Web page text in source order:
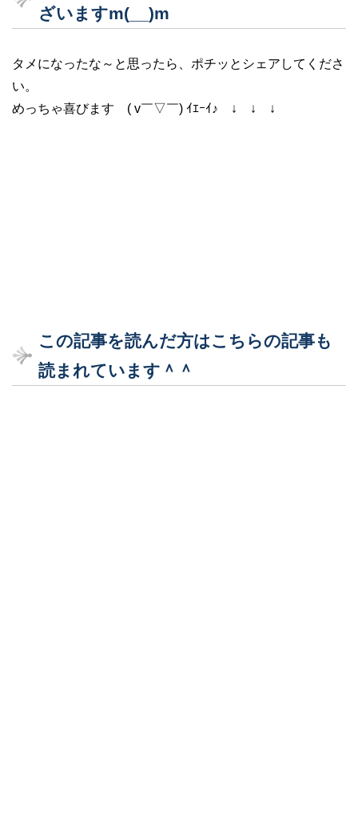
ざいますm(__)m
タメになったな～と思ったら、ポチッとシェアしてくださ
い。
めっちゃ喜びます ( v￣▽￣) ｲｴｰｲ♪ ↓ ↓ ↓
この記事を読んだ方はこちらの記事も
読まれています＾＾